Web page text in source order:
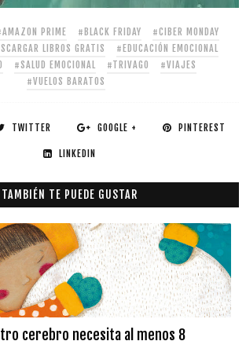
PRIME #BLACK FRIDAY
#CIBER MONDAY
LIBROS GRATIS
#EDUCACIÓN EMOCIONAL
#SALUD EMOCIONAL #TRIVAGO
#VIAJES
#VUELOS BARATOS
TWITTER GOOGLE + PINTEREST
LINKEDIN
TAMBIÉN TE PUEDE GUSTAR
cerebro necesita al menos 8